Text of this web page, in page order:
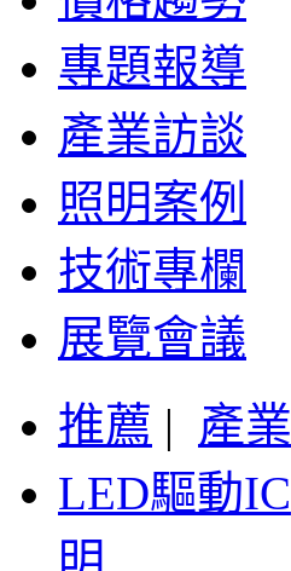
專題報導
產業訪談
照明案例
技術專欄
展覽會議
推薦 | 產業
LED驅動IC
明